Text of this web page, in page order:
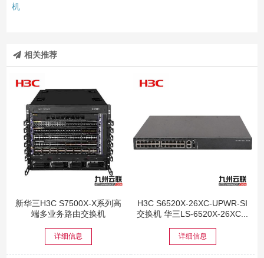
机
相关推荐
新华三H3C S7500X-X系列高
端多业务路由交换机
详细信息
H3C S6520X-26XC-UPWR-SI
交换机 华三LS-6520X-26XC...
详细信息